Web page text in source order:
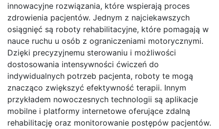
innowacyjne rozwiązania, które wspierają proces
zdrowienia pacjentów. Jednym z najciekawszych
osiągnięć są roboty rehabilitacyjne, które pomagają w
nauce ruchu u osób z ograniczeniami motorycznymi.
Dzięki precyzyjnemu sterowaniu i możliwości
dostosowania intensywności ćwiczeń do
indywidualnych potrzeb pacjenta, roboty te mogą
znacząco zwiększyć efektywność terapii. Innym
przykładem nowoczesnych technologii są aplikacje
mobilne i platformy internetowe oferujące zdalną
rehabilitację oraz monitorowanie postępów pacjentów.